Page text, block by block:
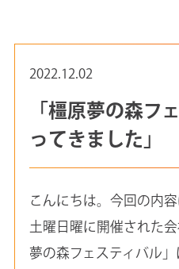
2022.12.02
「橿原夢の森フ
ってきました」
こんにちは。今回の内
土曜日曜に開催された
夢の森フェスティバル